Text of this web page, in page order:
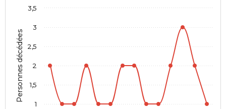
Personnes décédées
1
1,5
2
2,5
3
3,5